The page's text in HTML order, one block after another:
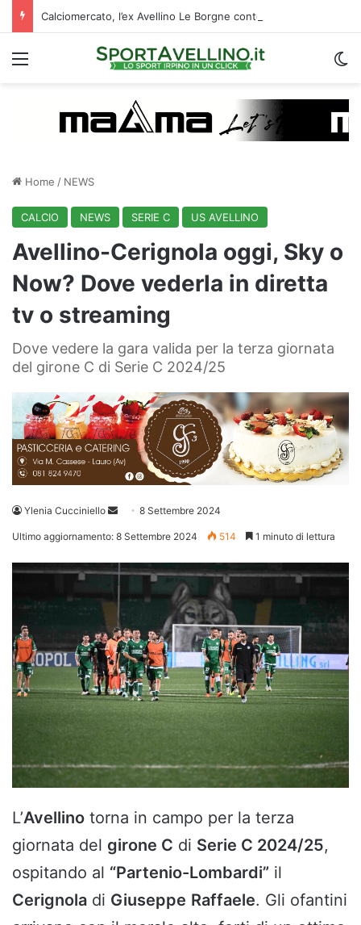
Menu
Home / NEWS
CALCIO NEWS SERIE C US AVELLINO
Avellino-Cerignola oggi, Sky o
Now? Dove vederla in diretta
tv o streaming
Dove vedere la gara valida per la terza giornata
del girone C di Serie C 2024/25
Ylenia Cucciniello
Invia 8 Settembre 2024
Ultimo aggiornamento: 8 Settembre 2024 514 1 minuto di lettura
L’Avellino torna in campo per la terza
giornata del girone C di Serie C 2024/25,
ospitando al “Partenio-Lombardi” il
Cerignola di Giuseppe Raffaele. Gli ofantini